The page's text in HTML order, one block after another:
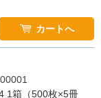
カートへ
1箱（500枚×5冊